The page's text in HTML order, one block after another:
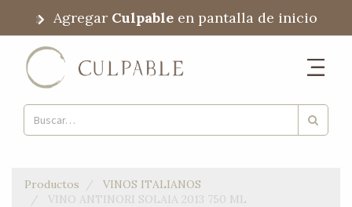
Agregar Culpableen pantalla de inicio
Productos
VINOS ITALIANOS
VINO ANTINORI SOLAIA 2013 750 ML